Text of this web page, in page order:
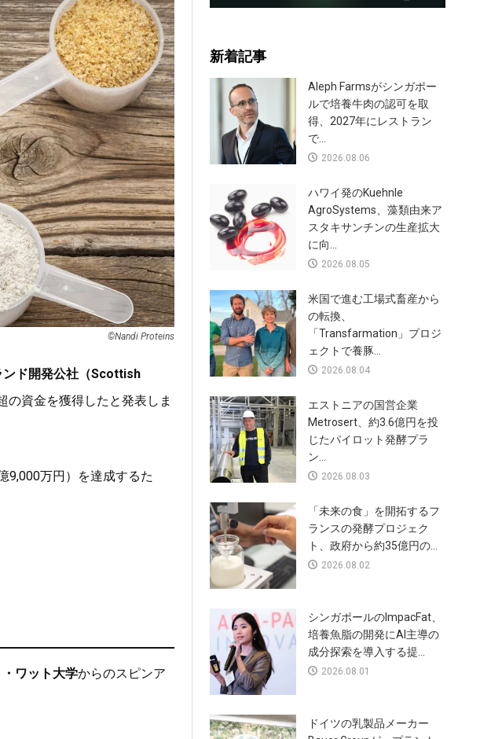
©︎Nandi Proteins
ンド開発公社（Scottish
の資金を獲得したと発表しま
9,000万円）を達成するた
ワット大学からのスピンア
新着記事
Aleph Farmsがシンガポー
ルで培養牛肉の認可を取
得、2027年にレストラン
で...
2026.08.06
ハワイ発のKuehnle
AgroSystems、藻類由来ア
スタキサンチンの生産拡大
に向...
2026.08.05
米国で進む工場式畜産から
の転換、
「Transfarmation」プロジ
ェクトで養豚...
2026.08.04
エストニアの国営企業
Metrosert、約3.6億円を投
じたパイロット発酵プラ
ン...
2026.08.03
「未来の食」を開拓するフ
ランスの発酵プロジェク
ト、政府から約35億円の...
2026.08.02
シンガポールのImpacFat、
培養魚脂の開発にAI主導の
成分探索を導入する提...
2026.08.01
ドイツの乳製品メーカー